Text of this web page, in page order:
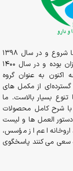
از سال 1394در قالب داروخانه حضوری مسئولیت ما شروع و در سال 1398
داروخانه به صورت شبانه روزی در خدمت شما عزیزان بوده و در سال 1400
اکنون به عنوان گروه
گسترده‌ای از مکمل های
تنوع بسیار بالاست. ما
با شرح کامل محصولات
العمل ها و لیست
اعم از مؤسس،
سعی می کنند پاسخگوی